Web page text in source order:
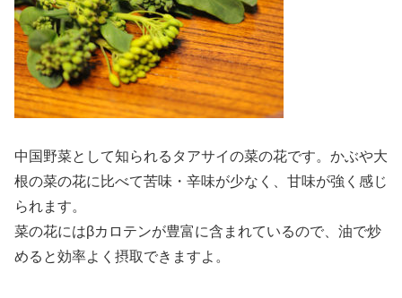
中国野菜として知られるタアサイの菜の花です。かぶや大
根の菜の花に比べて苦味・辛味が少なく、甘味が強く感じ
られます。
菜の花にはβカロテンが豊富に含まれているので、油で炒
めると効率よく摂取できますよ。